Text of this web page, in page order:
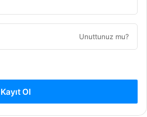
Unuttunuz mu?
Kayıt Ol